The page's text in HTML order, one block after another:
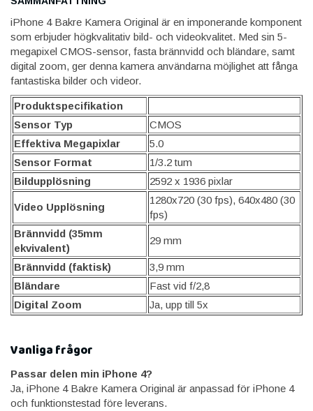
iPhone 4 Bakre Kamera Original är en imponerande komponent
som erbjuder högkvalitativ bild- och videokvalitet. Med sin 5-
megapixel CMOS-sensor, fasta brännvidd och bländare, samt
digital zoom, ger denna kamera användarna möjlighet att fånga
fantastiska bilder och videor.
Produktspecifikation
Sensor Typ
CMOS
Effektiva Megapixlar
5.0
Sensor Format
1/3.2 tum
Bildupplösning
2592 x 1936 pixlar
Video Upplösning
1280x720 (30 fps), 640x480 (30
fps)
Brännvidd (35mm
ekvivalent)
29 mm
Brännvidd (faktisk)
3,9 mm
Bländare
Fast vid f/2,8
Digital Zoom
Ja, upp till 5x
Vanliga frågor
Passar delen min iPhone 4?
Ja, iPhone 4 Bakre Kamera Original är anpassad för iPhone 4
och funktionstestad före leverans.